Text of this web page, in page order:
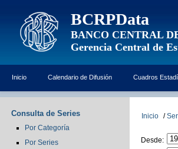
BCRPData
BANCO CENTRAL
Gerencia Central de
Inicio Calendario de Difusión Cuadros
Consulta de Series
Por Categoría
Por Series
Inicio /
Desde: